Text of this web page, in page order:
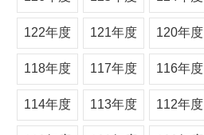
122年度 121年度 120年度
118年度 117年度 116年度
114年度 113年度 112年度